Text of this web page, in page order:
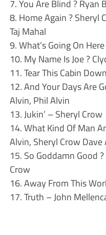
7. You Are Blind ? Ryan
8. Home Again ? Sheryl
Taj Mahal
9. What’s Going On
10. My Name Is Joe ?
11. Tear This Cabin
12. And Your Days Are
Alvin, Phil Alvin
13. Jukin’ – Sheryl Crow
14. What Kind Of Man
Alvin, Sheryl Crow Dave
15. So Goddamn Good
Crow
16. Away From This
17. Truth – John